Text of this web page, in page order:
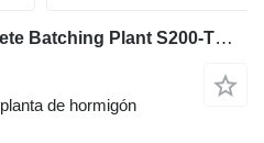
Promax Stationary Concrete Batching Plant S200-TWN (200m3/h)
de hormigón